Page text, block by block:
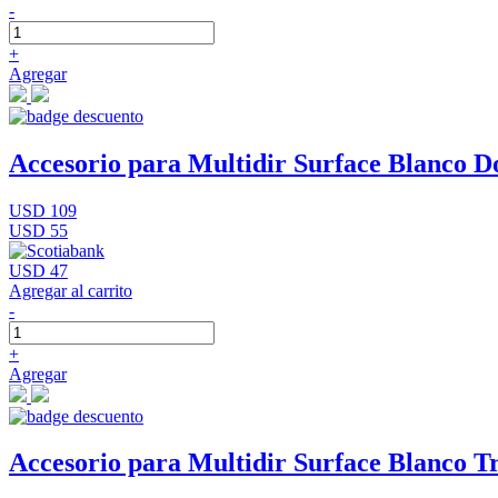
-
+
Agregar
Accesorio para Multidir Surface Blanco
USD 109
USD 55
USD 47
Agregar al carrito
-
+
Agregar
Accesorio para Multidir Surface Blanco